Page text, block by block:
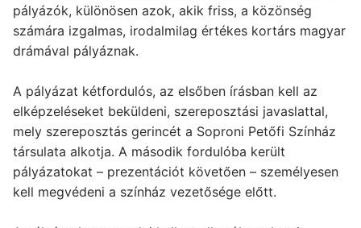
pályázók, különösen azok, akik friss, a közönség
számára izgalmas, irodalmilag értékes kortárs magyar
drámával pályáznak.
A pályázat kétfordulós, az elsőben írásban kell az
elképzeléseket beküldeni, szereposztási javaslattal,
mely szereposztás gerincét a Soproni Petőfi Színház
társulata alkotja. A második fordulóba került
pályázatokat – prezentációt követően – személyesen
kell megvédeni a színház vezetősége előtt.